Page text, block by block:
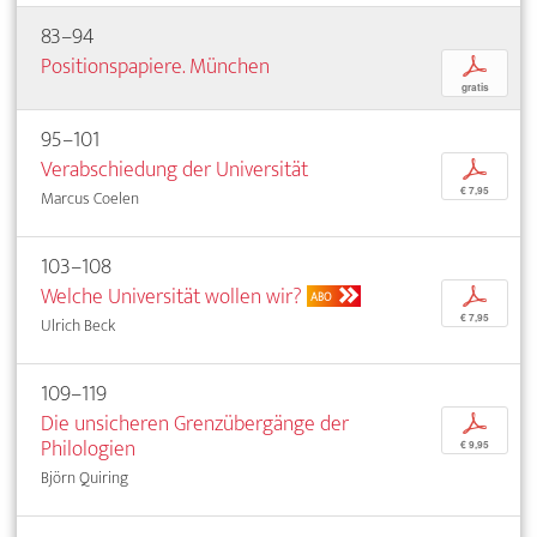
83–94
Positionspapiere. München
p
gratis
95–101
Verabschiedung der Universität
Marcus Coelen
p
€ 7,95
103–108
Welche Universität wollen wir? ABO
Ulrich Beck
p
€ 7,95
109–119
Die unsicheren Grenzübergänge der
Philologien
Björn Quiring
p
€ 9,95